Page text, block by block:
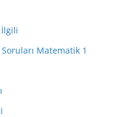
İlgili
Soruları Matematik 1